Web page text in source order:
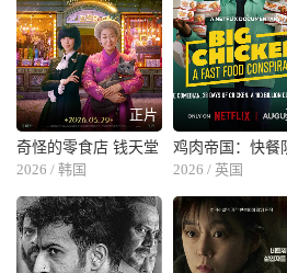
正片
奇怪的零食店 钱天堂
2026 / 韩国
鸡肉帝国：快餐
2026 / 英国